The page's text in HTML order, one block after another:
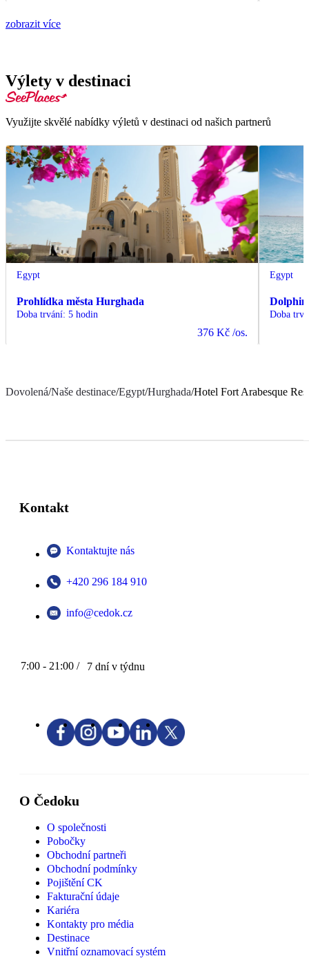
zobrazit více
Výlety v destinaci
Využijte skvělé nabídky výletů v destinaci od našich partnerů
Egypt
Prohlídka města Hurghada
Doba trvání: 5 hodin
376 Kč /os.
Egypt
Dolphin
Doba
Dovolená/Naše destinace/Egypt/Hurghada/Hotel Fort Arabesque
Kontakt
Kontaktujte nás
+420 296 184 910
info@cedok.cz
7:00 - 21:00 / 7 dní v týdnu
O Čedoku
O společnosti
Pobočky
Obchodní partneři
Obchodní podmínky
Pojištění CK
Fakturační údaje
Kariéra
Kontakty pro média
Destinace
Vnitřní oznamovací systém